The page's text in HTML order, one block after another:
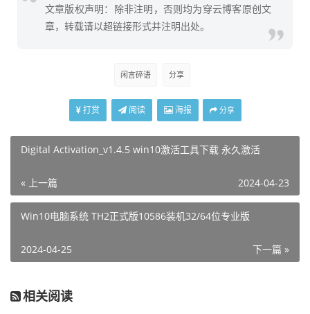
文章版权声明：除非注明，否则均为穿云博客原创文
章，转载请以超链接形式并注明出处。
闲言碎语 分享
打赏 阅读 海报 分享
Digital Activation_v1.4.5 win10激活工具下载 永久激活
« 上一篇 2024-04-23
Win10电脑系统 TH2正式版10586装机32/64位专业版
下一篇 »
2024-04-25
相关阅读